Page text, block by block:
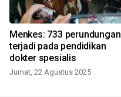
Menkes: 733 perundungan
terjadi pada pendidikan
dokter spesialis
Jumat, 22 Agustus 2025